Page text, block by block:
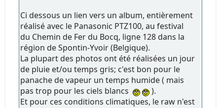
Ci dessous un lien vers un album, entièrement
réalisé avec le Panasonic PTZ100, au festival
du Chemin de Fer du Bocq, ligne 128 dans la
région de Spontin-Yvoir (Belgique).
La plupart des photos ont été réalisées un jour
de pluie et/ou temps gris; c'est bon pour le
panache de vapeur un temps humide ( mais
pas trop pour les ciels blancs
).
Et pour ces conditions climatiques, le raw n'est